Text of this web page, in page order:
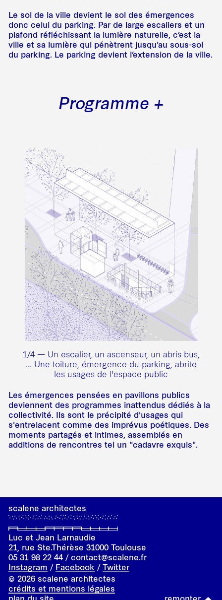
Le sol de la ville devient le sol des émergences
donc celui du parking. Par de large escaliers et un
plafond réfléchissant la lumière naturelle, c’est la
ville et sa lumière qui pénètrent jusqu’au sous-sol
du parking. Le parking devient l’extension de la ville.
Programme +
1/4 — Un escalier, un ascenseur, un abris bus,
... Une toiture, émergence du parking, abrite
les usages de l'espace public
Les émergences pensées en pavillons publics
deviennent des programmes inattendus dédiés à la
collectivité. Ils sont le précipité d'usages qui
s'entrelacent comme des imprévus poétiques. Des
moments partagés et intimes, assemblés en
additions de rencontres tel un "cadavre exquis".
scalene architectes
Luc et Jean Larnaudie
21, rue Ste.Thérèse 31000 Toulouse
05 31 98 22 44 / contact@scalene.fr
Instagram / Facebook / Twitter
© 2026 scalene architectes
crédits et mentions légales